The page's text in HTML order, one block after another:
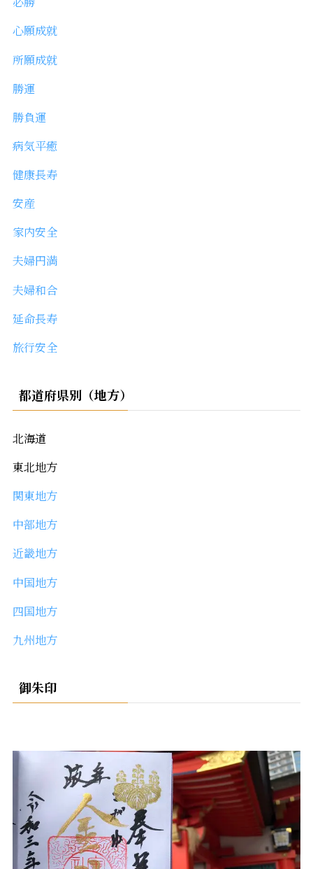
心願成就
所願成就
勝運
勝負運
病気平癒
健康長寿
安産
家内安全
夫婦円満
夫婦和合
延命長寿
旅行安全
都道府県別（地方）
北海道
東北地方
関東地方
中部地方
近畿地方
中国地方
四国地方
九州地方
御朱印